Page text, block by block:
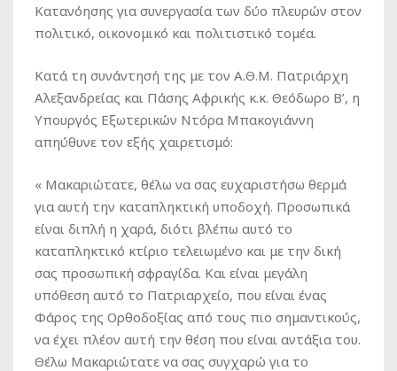
Κατανόησης για συνεργασία των δύο πλευρών στον
πολιτικό, οικονομικό και πολιτιστικό τομέα.
Κατά τη συνάντησή της με τον Α.Θ.Μ. Πατριάρχη
Αλεξανδρείας και Πάσης Αφρικής κ.κ. Θεόδωρο Β’, η
Υπουργός Εξωτερικών Ντόρα Μπακογιάννη
απηύθυνε τον εξής χαιρετισμό:
« Μακαριώτατε, θέλω να σας ευχαριστήσω θερμά
για αυτή την καταπληκτική υποδοχή. Προσωπικά
είναι διπλή η χαρά, διότι βλέπω αυτό το
καταπληκτικό κτίριο τελειωμένο και με την δική
σας προσωπική σφραγίδα. Και είναι μεγάλη
υπόθεση αυτό το Πατριαρχείο, που είναι ένας
Φάρος της Ορθοδοξίας από τους πιο σημαντικούς,
να έχει πλέον αυτή την θέση που είναι αντάξια του.
Θέλω Μακαριώτατε να σας συγχαρώ για το